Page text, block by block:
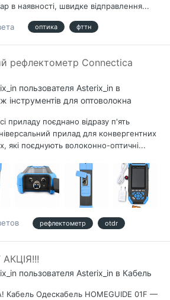
в наявності, швидке відправлення...
оптика фттн
рефлектометр Connectica
пользователя Asterix_in в
інструментів для оптоволокна
приладу поєднано відразу п'ять
прилад для конвергентних
які поєднують волоконно-оптичні...
рефлектометр otdr
пользователя Asterix_in в Кабель
Одескабель HOMEGUIDE 01F —